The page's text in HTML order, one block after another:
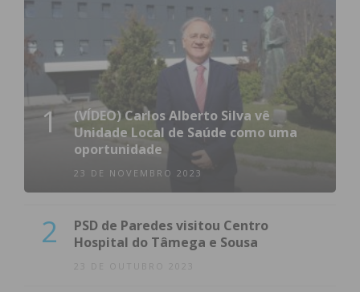
1
(VÍDEO) Carlos Alberto Silva vê
Unidade Local de Saúde como uma
oportunidade
23 DE NOVEMBRO 2023
2
PSD de Paredes visitou Centro
Hospital do Tâmega e Sousa
23 DE OUTUBRO 2023